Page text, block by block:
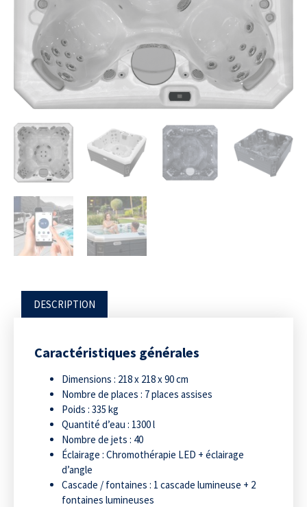
DESCRIPTION
Caractéristiques générales
Dimensions : 218 x 218 x 90 cm
Nombre de places : 7 places assises
Poids : 335 kg
Quantité d’eau : 1300 l
Nombre de jets : 40
Éclairage : Chromothérapie LED + éclairage
d’angle
Cascade / fontaines : 1 cascade lumineuse + 2
fontaines lumineuses